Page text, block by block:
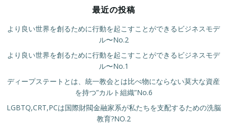
最近の投稿
より良い世界を創るために行動を起こすことができるビジネスモデ
ル〜No.2
より良い世界を創るために行動を起こすことができるビジネスモデ
ル〜No.1
ディープステートとは、統一教会とは比べ物にならない莫大な資産
を持つ”カルト組織”No.6
LGBTQ,CRT,PCは国際財閥金融家系が私たちを支配するための洗脳
教育?NO.2